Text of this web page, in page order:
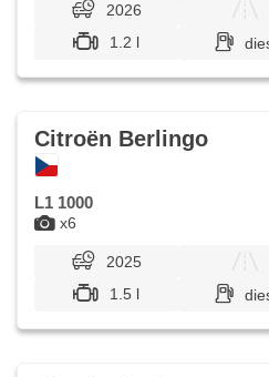
2026
1.2 l
x6
Citroën Berlingo
L1 1000
2025
1.5 l